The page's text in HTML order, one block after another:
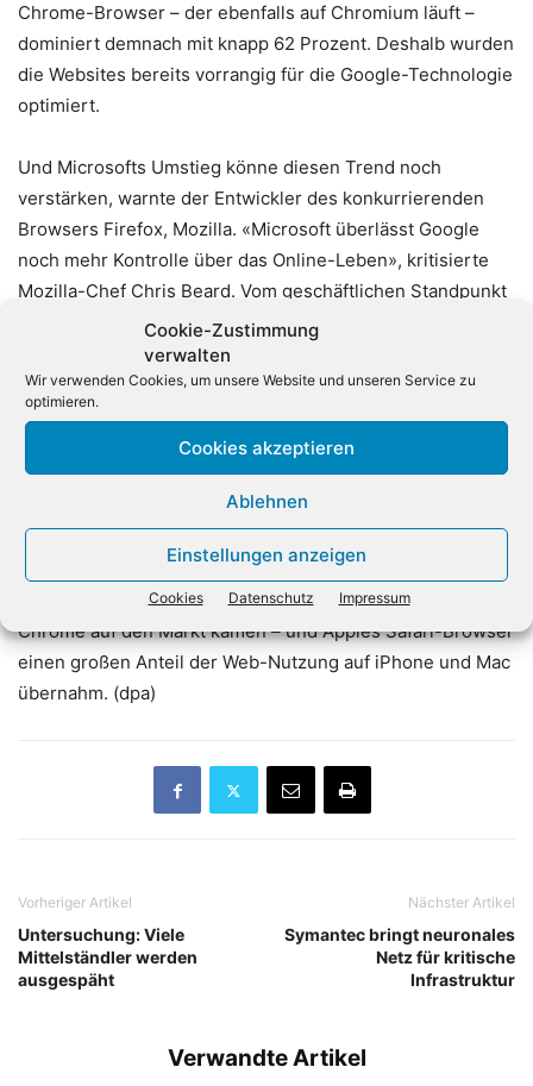
Cookie-Zustimmung
verwalten
Wir verwenden Cookies, um unsere Website und unseren Service zu
optimieren.
Cookies akzeptieren
Ablehnen
Einstellungen anzeigen
Cookies Datenschutz Impressum
Chrome-Browser – der ebenfalls auf Chromium läuft –
dominiert demnach mit knapp 62 Prozent. Deshalb wurden
die Websites bereits vorrangig für die Google-Technologie
optimiert.
Und Microsofts Umstieg könne diesen Trend noch
verstärken, warnte der Entwickler des konkurrierenden
Browsers Firefox, Mozilla. «Microsoft überlässt Google
noch mehr Kontrolle über das Online-Leben», kritisierte
Mozilla-Chef Chris Beard. Vom geschäftlichen Standpunkt
sei es zwar verständlich, dass Microsoft das Handtuch bei
seiner EdgeHTML-Technologie wirft. Aber es sei
«schrecklich», wenn ein Unternehmen fundamentale
Online-Infrastruktur im Griff habe. Der Firefox-Browser
kam zuletzt laut Statcounter auf einen Marktanteil von rund
fünf Prozent.
Microsoft hatte einst selbst die dominierende Position bei
Webbrowsern mit dem Internet Explorer. Sie wurde
aufgebrochen als zunächst Firefox und dann Googles
Chrome auf den Markt kamen – und Apples Safari-Browser
einen großen Anteil der Web-Nutzung auf iPhone und Mac
übernahm. (dpa)
Vorheriger Artikel
Untersuchung: Viele
Mittelständler werden
ausgespäht
Nächster Artikel
Symantec bringt neuronales
Netz für kritische
Infrastruktur
Verwandte Artikel